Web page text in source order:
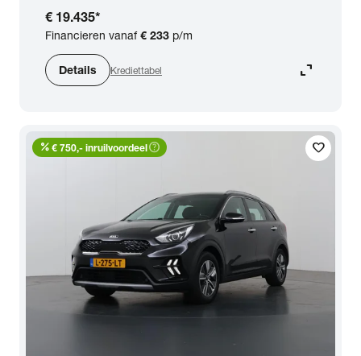
€ 19.435*
Financieren vanaf€ 233 p/m
Details Krediettabel expand_content
favorite
percent € 750,- inruilvoordeelhelp_outline